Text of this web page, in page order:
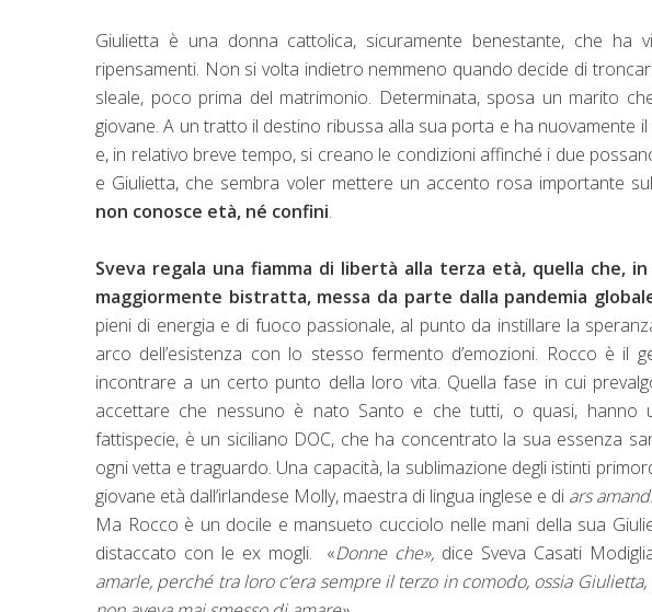
Giulietta è una donna cattolica, sicuramente benestante, che ha
ripensamenti. Non si volta indietro nemmeno quando decide di
sleale, poco prima del matrimonio. Determinata, sposa un marito
giovane. A un tratto il destino ribussa alla sua porta e ha nuovamente
e, in relativo breve tempo, si creano le condizioni affinché i due
e Giulietta, che sembra voler mettere un accento rosa importante
non conosce età, né confini.
Sveva regala una fiamma di libertà alla terza età, quella che,
maggiormente bistratta, messa da parte dalla pandemia
pieni di energia e di fuoco passionale, al punto da instillare la
arco dell’esistenza con lo stesso fermento d’emozioni. Rocco è il
incontrare a un certo punto della loro vita. Quella fase in cui
accettare che nessuno è nato Santo e che tutti, o quasi, hanno
fattispecie, è un siciliano DOC, che ha concentrato la sua essenza
ogni vetta e traguardo. Una capacità, la sublimazione degli istinti
giovane età dall’irlandese Molly, maestra di lingua inglese e di ars
Ma Rocco è un docile e mansueto cucciolo nelle mani della sua
distaccato con le ex mogli. «Donne che», dice Sveva Casati
amarle, perché tra loro c’era sempre il terzo in comodo, ossia